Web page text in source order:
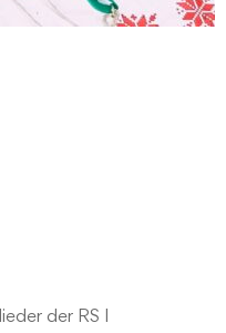
der RS I